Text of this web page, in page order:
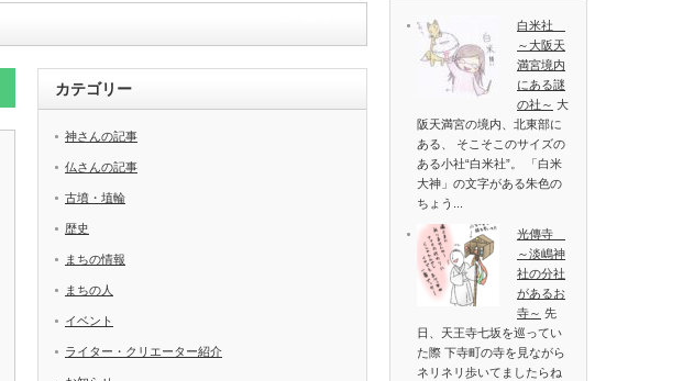
カテゴリー
神さんの記事
仏さんの記事
古墳・埴輪
歴史
まちの情報
まちの人
イベント
ライター・クリエーター紹介
白米社
～大阪天
満宮境内
にある謎
の社～ 大
阪天満宮の境内、北東部に
ある、 そこそこのサイズの
ある小社“白米社”。 「白米
大神」の文字がある朱色の
ちょう...
光傳寺
～淡嶋神
社の分社
があるお
寺～ 先
日、天王寺七坂を巡ってい
た際 下寺町の寺を見ながら
ネリネリ歩いてましたらね